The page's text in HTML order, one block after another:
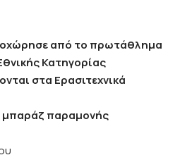
από το πρωτάθλημα
Κατηγορίας
στα Ερασιτεχνικά
μπαράζ παραμονής